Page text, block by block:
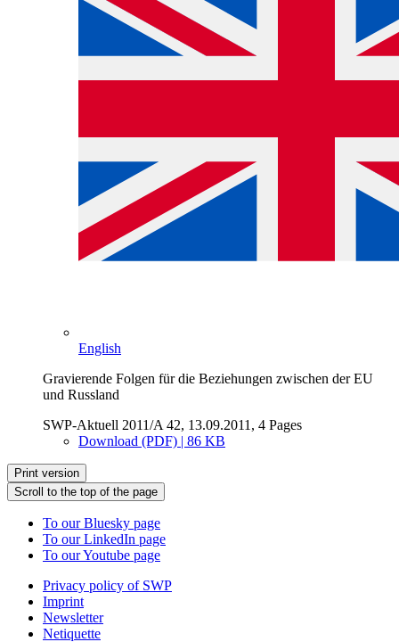
English
Gravierende Folgen für die Beziehungen zwischen der EU
und Russland
SWP-Aktuell 2011/A 42, 13.09.2011, 4 Pages
Download (PDF) | 86 KB
Print version
Scroll to the top of the page
To our Bluesky page
To our LinkedIn page
To our Youtube page
Privacy policy of SWP
Imprint
Newsletter
Netiquette